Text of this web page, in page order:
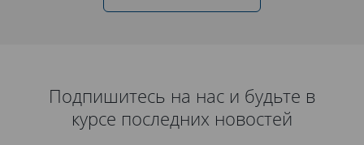
Подпишитесь на нас и будьте в
курсе последних новостей